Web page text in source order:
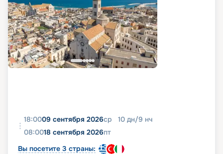
18:0009 сентября 2026ср 10 дн/9 нч
08:0018 сентября 2026пт
Вы посетите 3 страны: